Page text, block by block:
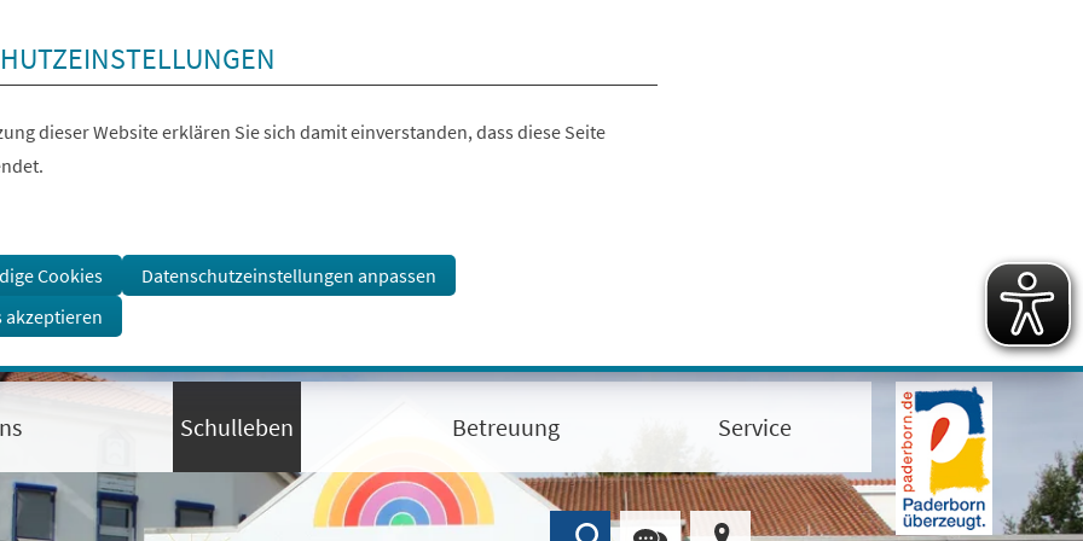
dieser Website erklären Sie sich damit einverstanden, dass diese Seite
Cookies
Datenschutzeinstellungen anpassen
akzeptieren
Schulleben Betreuung Service